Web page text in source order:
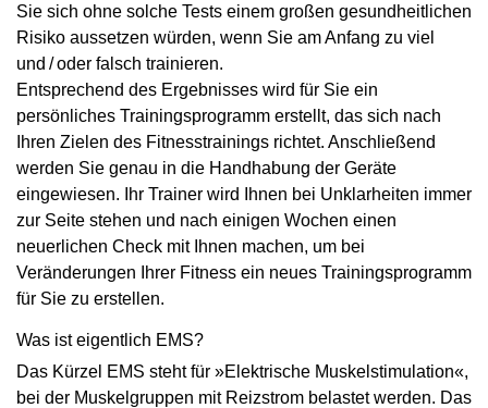
Sie sich ohne solche Tests einem großen gesundheitlichen
Risiko aussetzen würden, wenn Sie am Anfang zu viel
und / oder falsch trainieren.
Entsprechend des Ergebnisses wird für Sie ein
persönliches Trainingsprogramm erstellt, das sich nach
Ihren Zielen des Fitnesstrainings richtet. Anschließend
werden Sie genau in die Handhabung der Geräte
eingewiesen. Ihr Trainer wird Ihnen bei Unklarheiten immer
zur Seite stehen und nach einigen Wochen einen
neuerlichen Check mit Ihnen machen, um bei
Veränderungen Ihrer Fitness ein neues Trainingsprogramm
für Sie zu erstellen.
Was ist eigentlich EMS?
Das Kürzel EMS steht für »Elektrische Muskelstimulation«,
bei der Muskelgruppen mit Reizstrom belastet werden. Das